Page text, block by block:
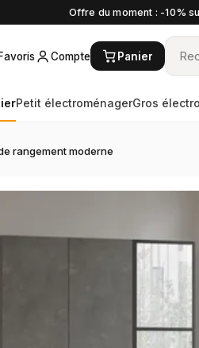
Offre du moment : -10%
Compte Panier
Petit électroménagerGros
rangement moderne